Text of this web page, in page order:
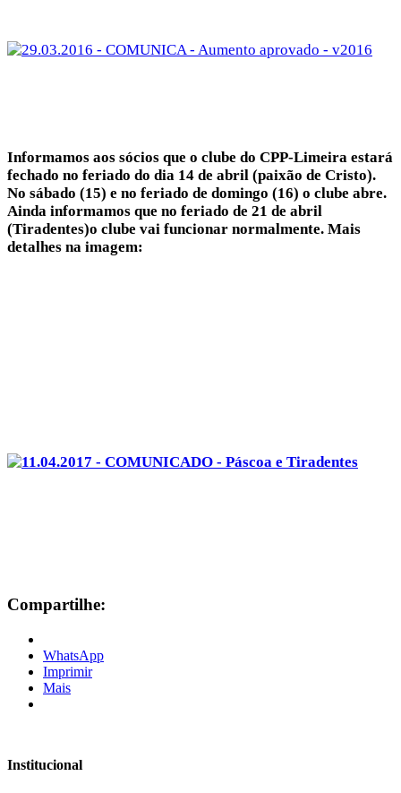
Informamos aos sócios que o clube do CPP-Limeira estará
fechado no feriado do dia 14 de abril (paixão de Cristo).
No sábado (15) e no feriado de domingo (16) o clube abre.
Ainda informamos que no feriado de 21 de abril
(Tiradentes)o clube vai funcionar normalmente. Mais
detalhes na imagem:
Compartilhe:
WhatsApp
Imprimir
Mais
Institucional